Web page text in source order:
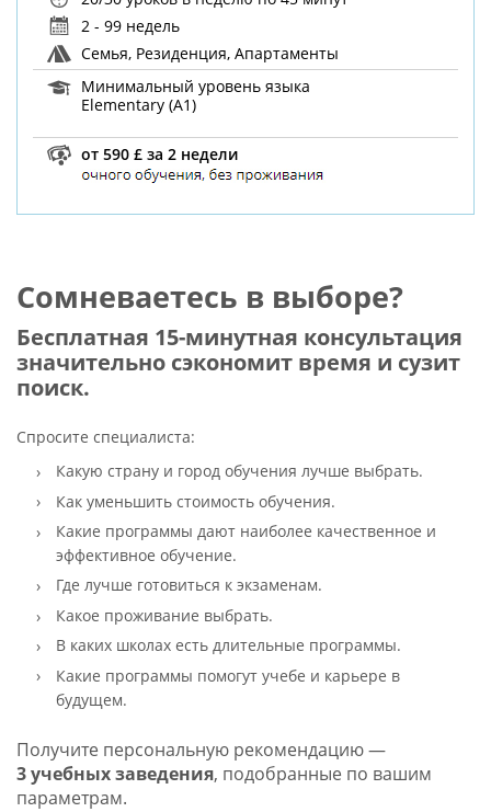
2 - 99 недель
Семья, Резиденция, Апартаменты
Минимальный уровень языка
Elementary (A1)
от 590 £ за 2 недели
Сомневаетесь в выборе?
Бесплатная 15-минутная консультация
значительно сэкономит время и сузит
поиск.
Спросите специалиста:
Какую страну и город обучения лучше выбрать.
Как уменьшить стоимость обучения.
Какие программы дают наиболее качественное и
эффективное обучение.
Где лучше готовиться к экзаменам.
Какое проживание выбрать.
В каких школах есть длительные программы.
Какие программы помогут учебе и карьере в
будущем.
Получите персональную рекомендацию —
3 учебных заведения, подобранные по вашим
параметрам.